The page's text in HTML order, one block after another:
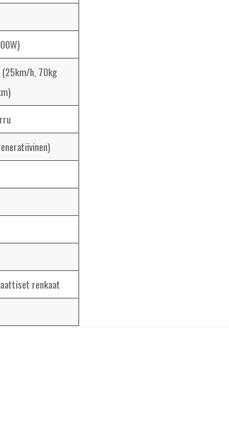
(25km/h, 70kg
renkaat